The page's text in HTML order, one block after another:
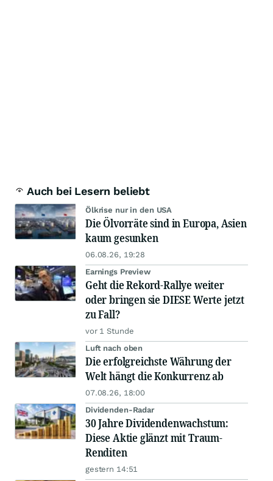
Auch bei Lesern beliebt
Ölkrise nur in den USA
Die Ölvorräte sind in Europa, Asien
kaum gesunken
06.08.26, 19:28
Earnings Preview
Geht die Rekord-Rallye weiter
oder bringen sie DIESE Werte jetzt
zu Fall?
vor 1 Stunde
Luft nach oben
Die erfolgreichste Währung der
Welt hängt die Konkurrenz ab
07.08.26, 18:00
Dividenden-Radar
30 Jahre Dividendenwachstum:
Diese Aktie glänzt mit Traum-
Renditen
gestern 14:51